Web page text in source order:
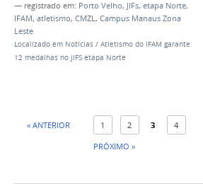
— registrado em: Porto Velho, JIFs, etapa Norte,
IFAM, atletismo, CMZL, Campus Manaus Zona
Leste
Localizado em Notícias / Atletismo do IFAM garante
12 medalhas no JIFS etapa Norte
« ANTERIOR 1 2 3
4
PRÓXIMO »